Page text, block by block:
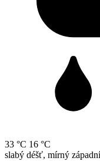
33 °C 16 °C
slabý déšť, mírný